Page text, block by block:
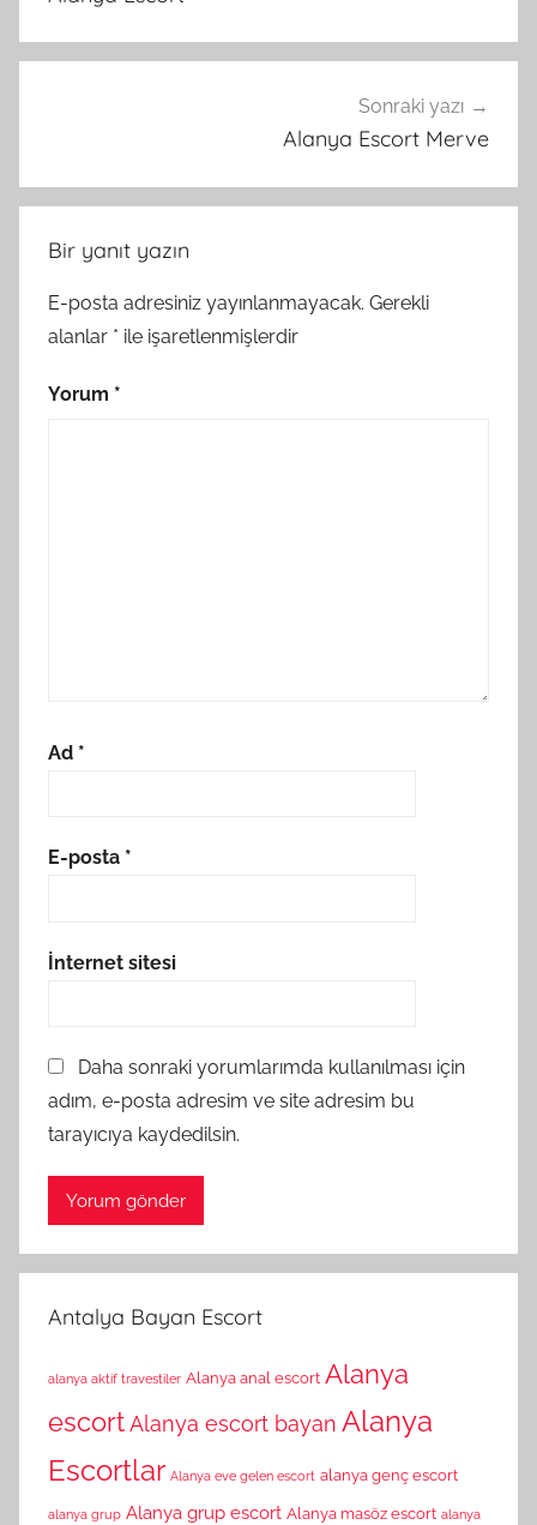
Sonraki yazı
Alanya Escort Merve
Bir yanıt yazın
E-posta adresiniz yayınlanmayacak. Gerekli
alanlar * ile işaretlenmişlerdir
Yorum *
Ad *
E-posta *
İnternet sitesi
Daha sonraki yorumlarımda kullanılması için
adım, e-posta adresim ve site adresim bu
tarayıcıya kaydedilsin.
Antalya Bayan Escort
alanya aktif travestiler Alanya anal escort Alanya
escortAlanya escort bayan Alanya
Escortlar Alanya eve gelen escort alanya genç escort
alanya grup Alanya grup escort Alanya masöz escort alanya